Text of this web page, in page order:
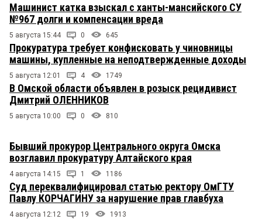
Машинист катка взыскал с ханты-мансийского СУ
№967 долги и компенсации вреда
5 августа 15:44 0 645
Прокуратура требует конфисковать у чиновницы
машины, купленные на неподтвержденные доходы
5 августа 12:01 4 1749
В Омской области объявлен в розыск рецидивист
Дмитрий ОЛЕННИКОВ
5 августа 10:00 0 810
Бывший прокурор Центрального округа Омска
возглавил прокуратуру Алтайского края
4 августа 14:15 1 1186
Суд переквалифицировал статью ректору ОмГТУ
Павлу КОРЧАГИНУ за нарушение прав главбуха
4 августа 12:12 19 1913